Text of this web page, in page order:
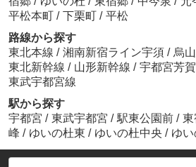
平松本町 / 下栗町 / 平松
路線から探す
東北本線 / 湘南新宿ライン宇須 / 烏
東北新幹線 / 山形新幹線 / 宇都宮芳
東武宇都宮線
駅から探す
宇都宮 / 東武宇都宮 / 駅東公園前 / 東
峰 / ゆいの杜東 / ゆいの杜中央 / ゆ